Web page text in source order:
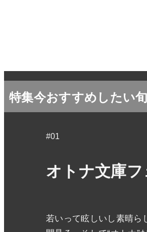
特集今おすすめしたい
#01
オトナ文庫
若いって眩しいし素晴ら